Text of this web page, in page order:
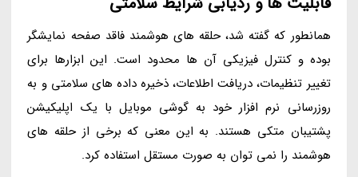
همانطور که گفته شد، حلقه های هوشمند فاقد صفحه نمایشگر
بوده و کنترل فیزیکی آن ها محدود است. این ابزارها برای
تغییر تنظیمات، دریافت اطلاعات، ذخیره داده های سلامتی و به
روزرسانی نرم افزار خود به گوشی موبایل با یک اپلیکیشن
پشتیبان متکی هستند. به این معنی که برخی از حلقه های
هوشمند را نمی توان به صورت مستقل استفاده کرد.